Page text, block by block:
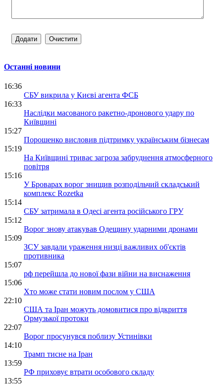
Останні новини
16:36
СБУ викрила у Києві агента ФСБ
16:33
Наслідки масованого ракетно-дронового удару по
Київщині
15:27
Порошенко висловив підтримку українським бізнесам
15:19
На Київщині триває загроза забруднення атмосферного
повітря
15:16
У Броварах ворог знищив розподільчий складський
комплекс Rozetka
15:14
СБУ затримала в Одесі агента російського ГРУ
15:12
Ворог знову атакував Одещину ударними дронами
15:09
ЗСУ завдали ураження низці важливих об'єктів
противника
15:07
рф перейшла до нової фази війни на виснаження
15:06
Хто може стати новим послом у США
22:10
США та Іран можуть домовитися про відкриття
Ормузької протоки
22:07
Ворог просунувся поблизу Устинівки
14:10
Трамп тисне на Іран
13:59
РФ приховує втрати особового складу
13:55